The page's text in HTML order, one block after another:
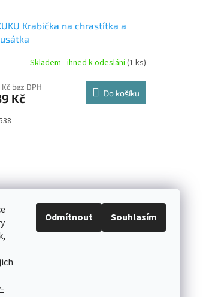
Odmítnout Souhlasím
Krabička na chrastítka a
Skladem - ihned k odeslání(1 ks)
Kč bez DPH
Kč Do košíku
v
á
a
c
í Přijímáme online